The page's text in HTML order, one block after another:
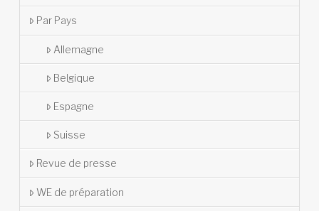
Par Pays
Allemagne
Belgique
Espagne
Suisse
Revue de presse
WE de préparation